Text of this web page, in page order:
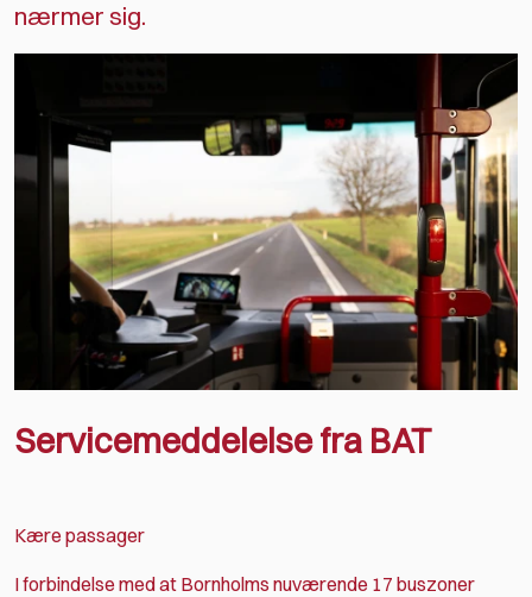
nærmer sig.
Servicemeddelelse fra BAT
Kære passager
I forbindelse med at Bornholms nuværende 17 buszoner